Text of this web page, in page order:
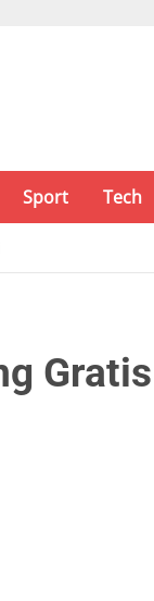
Sport Tech
Gratis